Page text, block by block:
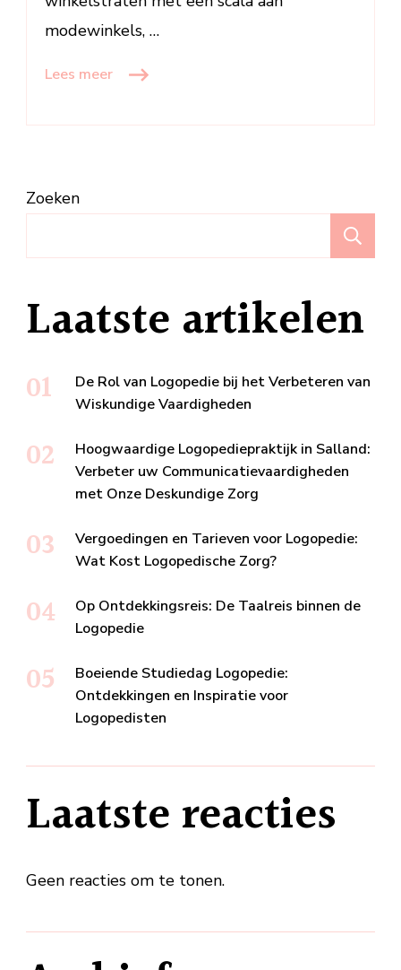
modewinkels, …
Lees meer
Zoeken
Laatste artikelen
De Rol van Logopedie bij het Verbeteren van
Wiskundige Vaardigheden
Hoogwaardige Logopediepraktijk in Salland:
Verbeter uw Communicatievaardigheden
met Onze Deskundige Zorg
Vergoedingen en Tarieven voor Logopedie:
Wat Kost Logopedische Zorg?
Op Ontdekkingsreis: De Taalreis binnen de
Logopedie
Boeiende Studiedag Logopedie:
Ontdekkingen en Inspiratie voor
Logopedisten
Laatste reacties
Geen reacties om te tonen.